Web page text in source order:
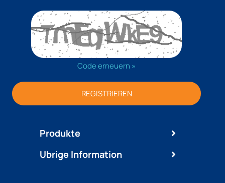
Produkte
Code erneuern »
REGISTRIEREN
Ubrige Information